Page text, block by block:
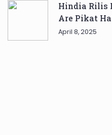
Hindia Rilis
Are Pikat
April 8, 2025